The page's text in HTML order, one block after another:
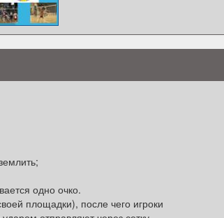
одно очко.
площадки), после чего игроки